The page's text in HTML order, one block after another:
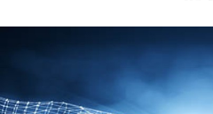
Bureaus
Contentmarketing